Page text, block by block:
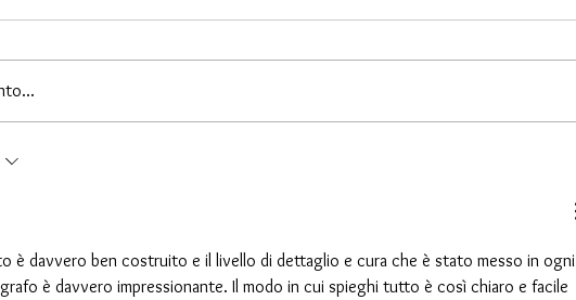
è davvero ben costruito e il livello di dettaglio e cura che è stato messo in ogni
è davvero impressionante. Il modo in cui spieghi tutto è così chiaro e facile